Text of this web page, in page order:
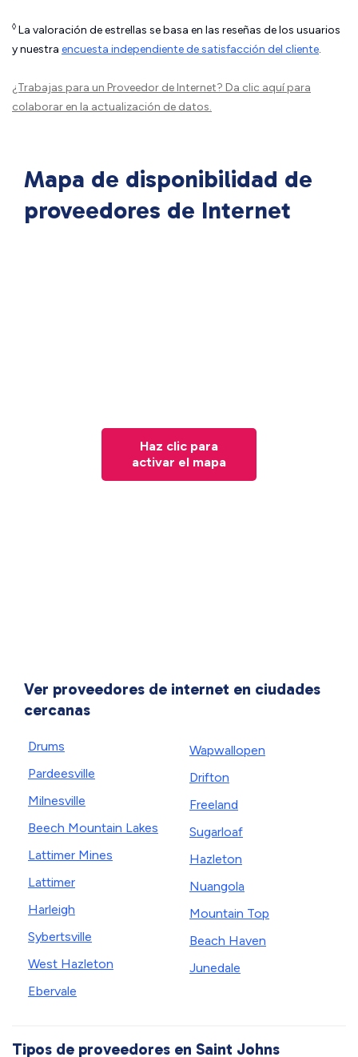
◊ La valoración de estrellas se basa en las reseñas de los usuarios
y nuestra encuesta independiente de satisfacción del cliente.
¿Trabajas para un Proveedor de Internet? Da clic aquípara
colaborar en la actualización de datos.
Mapa de disponibilidad de
proveedores de Internet
Haz clic para
activar el mapa
Ver proveedores de internet en ciudades
cercanas
Drums
Pardeesville
Milnesville
Beech Mountain Lakes
Lattimer Mines
Lattimer
Harleigh
Sybertsville
West Hazleton
Ebervale
Wapwallopen
Drifton
Freeland
Sugarloaf
Hazleton
Nuangola
Mountain Top
Beach Haven
Junedale
Tipos de proveedores en Saint Johns